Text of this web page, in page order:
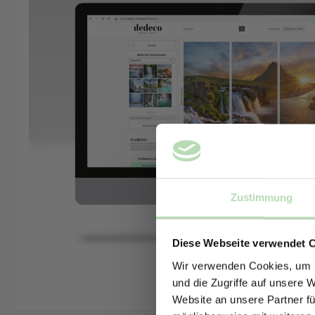
Zustimmung
Diese Webseite verwendet
Wir verwenden Cookies,
und die Zugriffe auf unsere
Website an unsere Partner